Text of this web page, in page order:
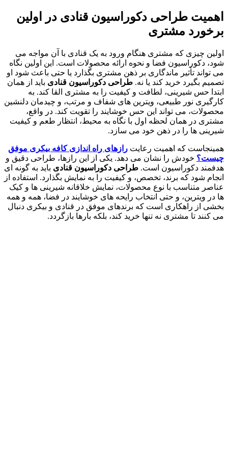
اهمیت طراحی دکوراسیون قنادی در اولین
برخورد مشتری
اولین چیزی که مشتری هنگام ورود به یک قنادی با آن مواجه می
شود، دکوراسیون فضا و نحوه ارائه محصولات است. این اولین نگاه
می تواند تأثیر ماندگاری بر ذهن مشتری بگذارد یا حتی باعث شود او
تصمیم بگیرد خرید کند یا نه. طراحی دکوراسیون قنادی باید از همان
ابتدا حس شیرینی، لطافت و کیفیت را به مشتری القا کند. به
کارگیری نور طبیعی، ویترین های شفاف و مرتب، و چیدمان دلنشین
محصولات، می تواند این حس خوشایند را تقویت کند. در واقع،
مشتری در همان لحظه اول با نگاه به محیط، انتظار طعم و کیفیت
شیرینی ها را در ذهن خود می سازد.
همینجاست که اهمیت رعایت رازهای راه اندازی کافه بیکری موفق
چیست؟ خودش را نشان می دهد. یکی از این رازها، طراحی دقیق و
هدفمند دکوراسیون است. طراحی دکوراسیون قنادی باید به گونه ای
انجام شود که برند، تخصص، و کیفیت را به نمایش بگذارد. استفاده از
عناصر متناسب با نوع محصولات، نمایش خلاقانه شیرینی ها و کیک
ها در ویترین، و حتی انتخاب رایحه های خوشایند در فضا، همه و همه
بخشی از راهکاری است که برندهای موفق در قنادی و بیکری دنبال
می کنند تا مشتری نه تنها خرید کند، بلکه بارها بازگردد.